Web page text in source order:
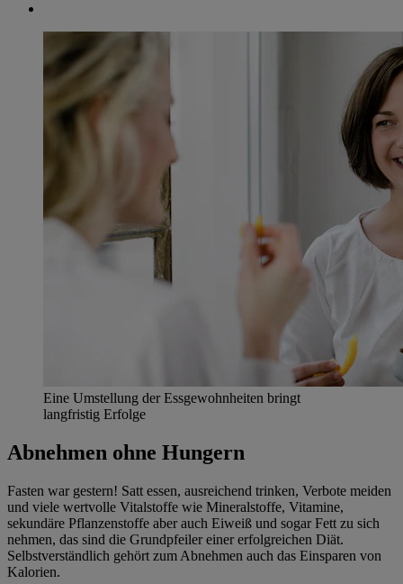
Eine Umstellung der Essgewohnheiten bringt
langfristig Erfolge
Abnehmen ohne Hungern
Fasten war gestern! Satt essen, ausreichend trinken, Verbote meiden
und viele wertvolle Vitalstoffe wie Mineralstoffe, Vitamine,
sekundäre Pflanzenstoffe aber auch Eiweiß und sogar Fett zu sich
nehmen, das sind die Grundpfeiler einer erfolgreichen Diät.
Selbstverständlich gehört zum Abnehmen auch das Einsparen von
Kalorien.